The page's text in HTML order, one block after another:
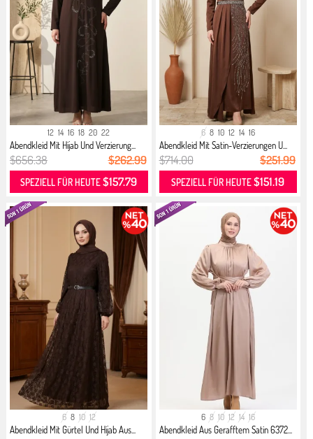
12 14 16 18 20 22
Abendkleid Mit Hijab Und Verzierung...
$656.38 $262.99
SPEZIELL FÜR HEUTE$157.79
6 8 10 12 14 16
Abendkleid Mit Satin-Verzierungen U...
$714.00 $251.99
SPEZIELL FÜR HEUTE$151.19
6 8 10 12
Abendkleid Mit Gürtel Und Hijab Aus...
6 8 10 12 14 16
Abendkleid Aus Gerafftem Satin 6372...